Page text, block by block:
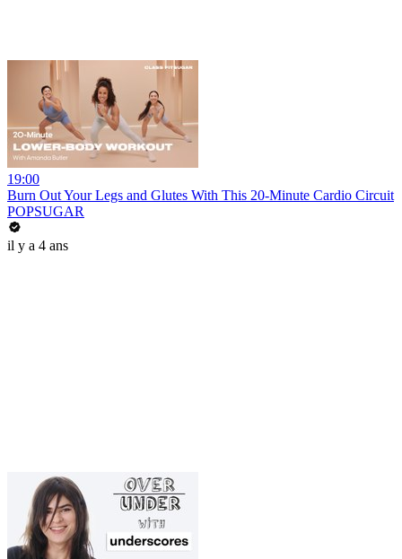
19:00
Burn Out Your Legs and Glutes With This 20-Minute Cardio Circuit
POPSUGAR
il y a 4 ans